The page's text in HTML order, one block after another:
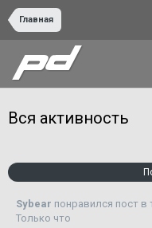
Главная
Вся активность
Sybear понравился пост в
Только что